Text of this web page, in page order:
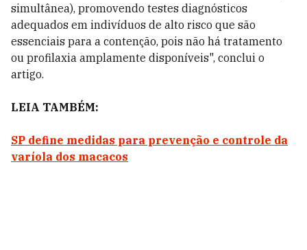
simultânea), promovendo testes diagnósticos
adequados em indivíduos de alto risco que são
essenciais para a contenção, pois não há tratamento
ou profilaxia amplamente disponíveis", conclui o
artigo.
LEIA TAMBÉM:
SP define medidas para prevenção e controle da
varíola dos macacos